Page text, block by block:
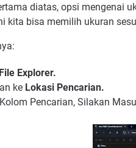
diatas, opsi mengenai
kita bisa memilih ukuran
File Explorer.
ke Lokasi Pencarian.
Pencarian, Silakan